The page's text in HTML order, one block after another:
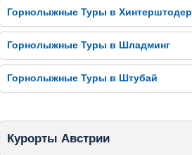
Горнолыжные Туры в Хинтерштодер
Горнолыжные Туры в Шладминг
Горнолыжные Туры в Штубай
Курорты Австрии